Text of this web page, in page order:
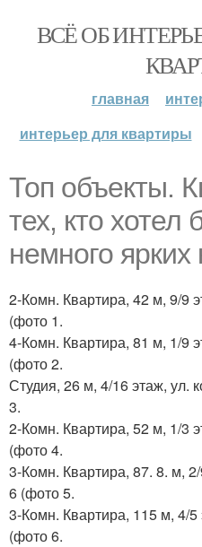
ВСЁ ОБ
главная
интерьер для квартиры
Топ объекты.
тех, кто хотел
немного ярких
2-Комн. Квартира, 42 м, 9/9
(фото 1.
4-Комн. Квартира, 81 м, 1/9
(фото 2.
Студия, 26 м, 4/16 этаж, ул.
3.
2-Комн. Квартира, 52 м, 1/3
(фото 4.
3-Комн. Квартира, 87. 8. м,
6 (фото 5.
3-Комн. Квартира, 115 м, 4/5
(фото 6.